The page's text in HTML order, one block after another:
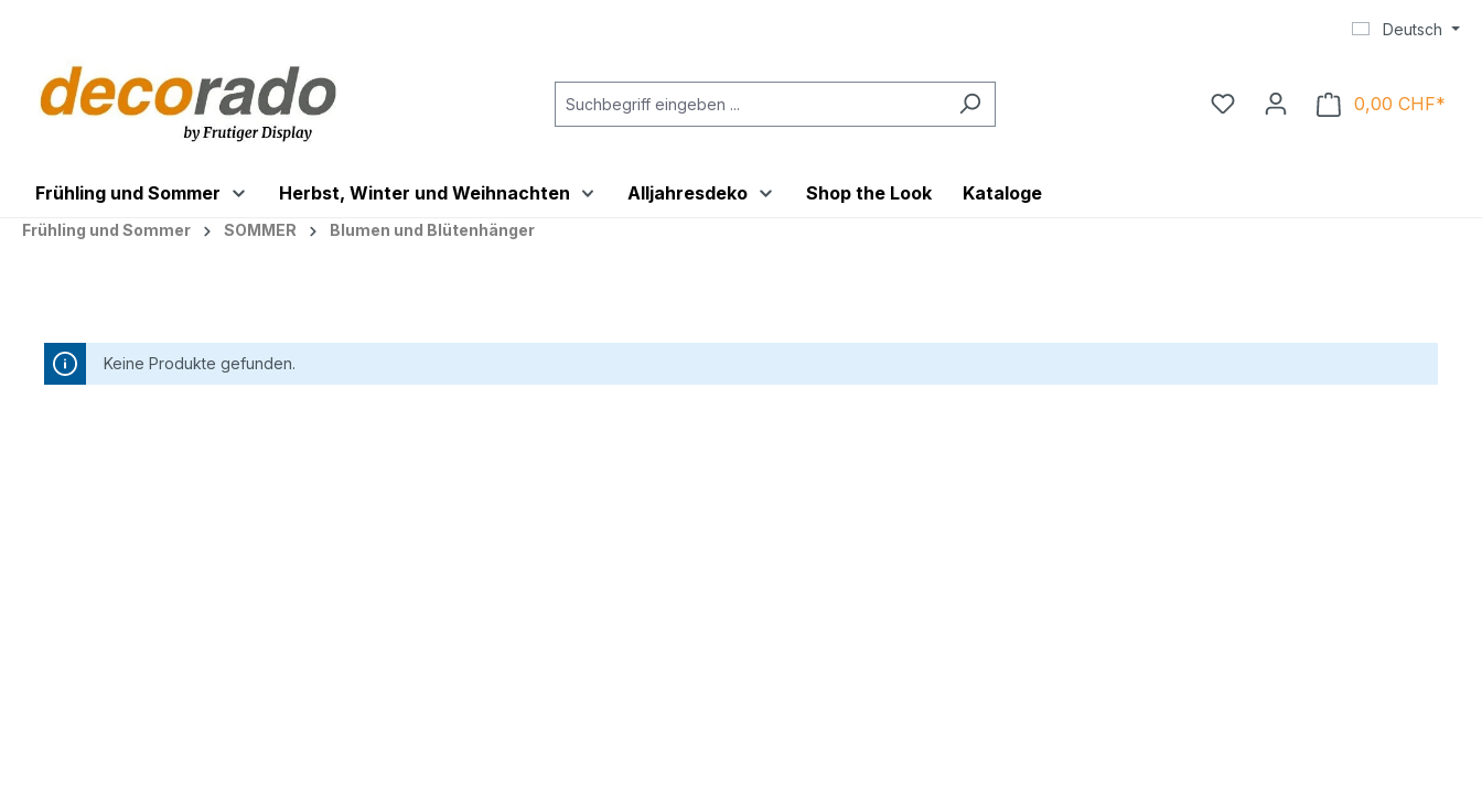
Deutsch
0,00 CHF*
Frühling und Sommer Herbst, Winter und Weihnachten Alljahresdeko Shop the Look Kataloge
Frühling und Sommer SOMMER Blumen und Blütenhänger
Keine Produkte gefunden.